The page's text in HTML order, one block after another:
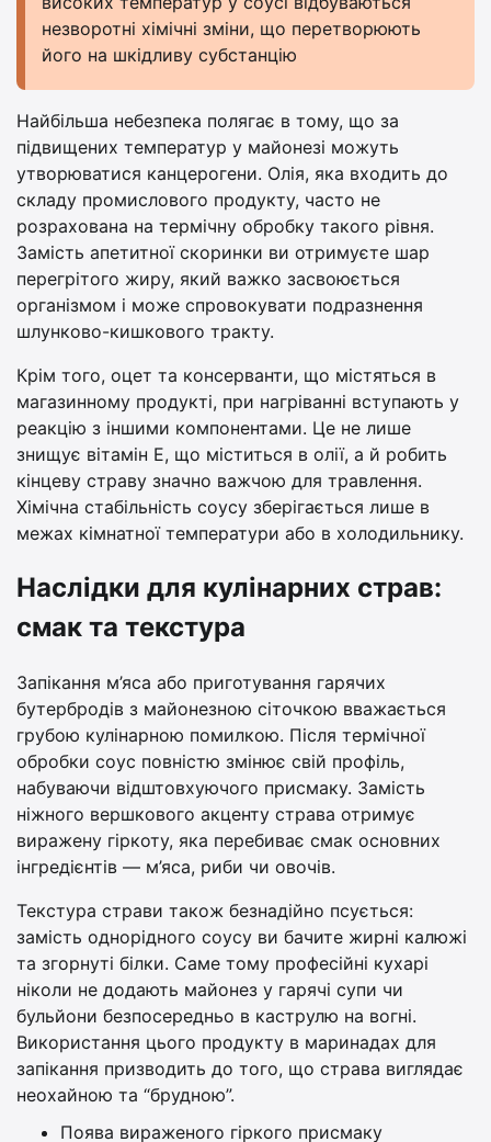
незворотні хімічні зміни, що перетворюють
його на шкідливу субстанцію
Найбільша небезпека полягає в тому, що за
підвищених температур у майонезі можуть
утворюватися канцерогени. Олія, яка входить до
складу промислового продукту, часто не
розрахована на термічну обробку такого рівня.
Замість апетитної скоринки ви отримуєте шар
перегрітого жиру, який важко засвоюється
організмом і може спровокувати подразнення
шлунково-кишкового тракту.
Крім того, оцет та консерванти, що містяться в
магазинному продукті, при нагріванні вступають у
реакцію з іншими компонентами. Це не лише
знищує вітамін Е, що міститься в олії, а й робить
кінцеву страву значно важчою для травлення.
Хімічна стабільність соусу зберігається лише в
межах кімнатної температури або в холодильнику.
Наслідки для кулінарних страв:
смак та текстура
Запікання м’яса або приготування гарячих
бутербродів з майонезною сіточкою вважається
грубою кулінарною помилкою. Після термічної
обробки соус повністю змінює свій профіль,
набуваючи відштовхуючого присмаку. Замість
ніжного вершкового акценту страва отримує
виражену гіркоту, яка перебиває смак основних
інгредієнтів — м’яса, риби чи овочів.
Текстура страви також безнадійно псується:
замість однорідного соусу ви бачите жирні калюжі
та згорнуті білки. Саме тому професійні кухарі
ніколи не додають майонез у гарячі супи чи
бульйони безпосередньо в каструлю на вогні.
Використання цього продукту в маринадах для
запікання призводить до того, що страва виглядає
неохайною та “брудною”.
Поява вираженого гіркого присмаку